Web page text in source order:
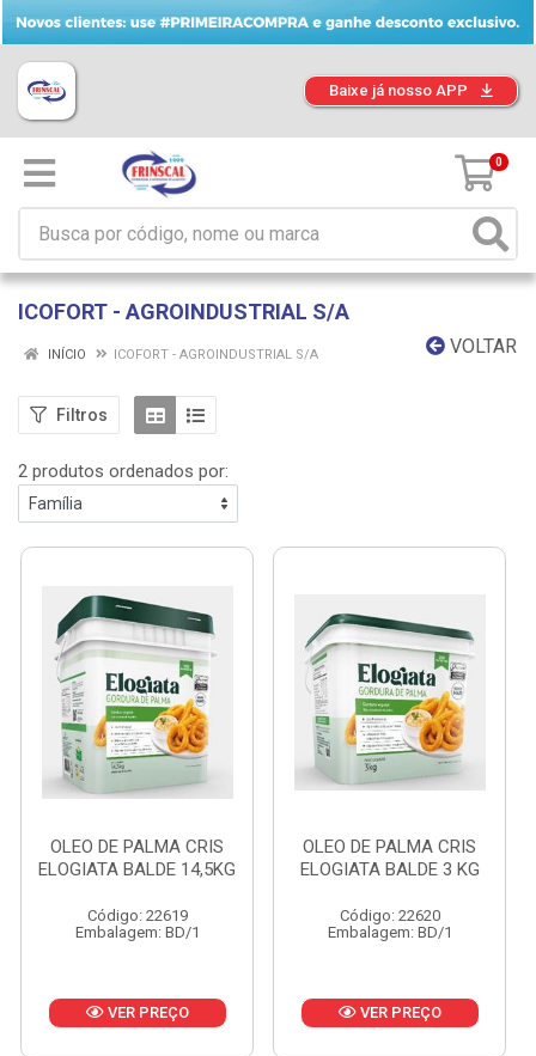
Baixe já nosso APP
0
ICOFORT - AGROINDUSTRIAL S/A
VOLTAR
INÍCIO ICOFORT - AGROINDUSTRIAL S/A
Filtros
2 produtos ordenados por:
OLEO DE PALMA CRIS
ELOGIATA BALDE 14,5KG
Código: 22619
Embalagem: BD/1
VER PREÇO
OLEO DE PALMA CRIS
ELOGIATA BALDE 3 KG
Código: 22620
Embalagem: BD/1
VER PREÇO